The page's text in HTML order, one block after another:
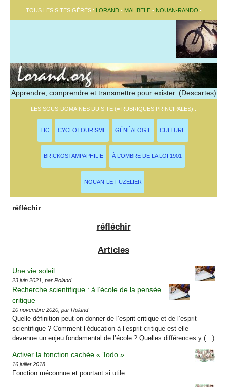
TOUS LES SITES GÉRÉS : LORAND- MALIBELE- NOUAN-RANDO -
Apprendre, comprendre et transmettre pour exister. (Descartes)
LES SOUS-DOMAINES DU SITE (= RUBRIQUES PRINCIPALES) :
TIC CYCLOTOURISME GÉNÉALOGIE CULTURE
BRICKOSTAMPAPHILIE À L’OMBRE DE LA LOI 1901
NOUAN-LE-FUZELIER
réfléchir
réfléchir
Articles
Une vie soleil
23 juin 2021, par Roland
Recherche scientifique : à l’école de la pensée
critique
10 novembre 2020, par Roland
Quelle définition peut-on donner de l’esprit critique et de l’esprit
scientifique ? Comment l’éducation à l’esprit critique est-elle
devenue un enjeu fondamental de l’école ? Quelles différences y (…)
Activer la fonction cachée « Todo »
16 juillet 2018
Fonction méconnue et pourtant si utile